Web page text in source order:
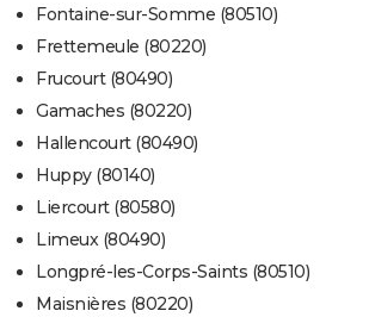
Fontaine-sur-Somme (80510)
Frettemeule (80220)
Frucourt (80490)
Gamaches (80220)
Hallencourt (80490)
Huppy (80140)
Liercourt (80580)
Limeux (80490)
Longpré-les-Corps-Saints (80510)
Maisnières (80220)